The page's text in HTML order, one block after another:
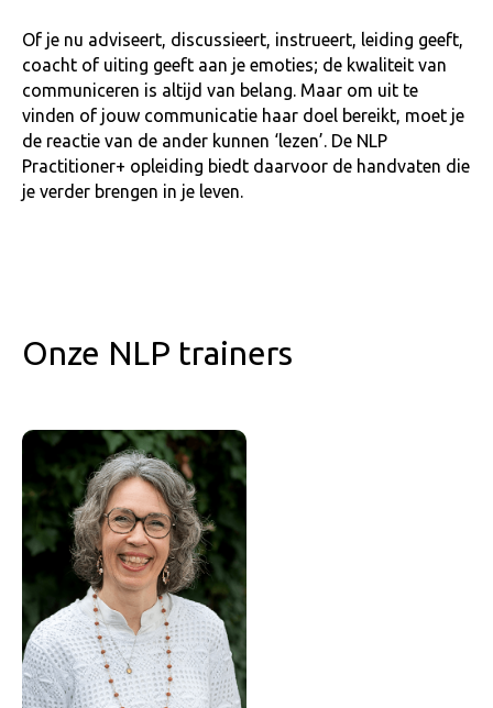
Of je nu adviseert, discussieert, instrueert, leiding geeft,
coacht of uiting geeft aan je emoties; de kwaliteit van
communiceren is altijd van belang. Maar om uit te
vinden of jouw communicatie haar doel bereikt, moet je
de reactie van de ander kunnen ‘lezen’. De NLP
Practitioner+ opleiding biedt daarvoor de handvaten die
je verder brengen in je leven.
Onze NLP trainers